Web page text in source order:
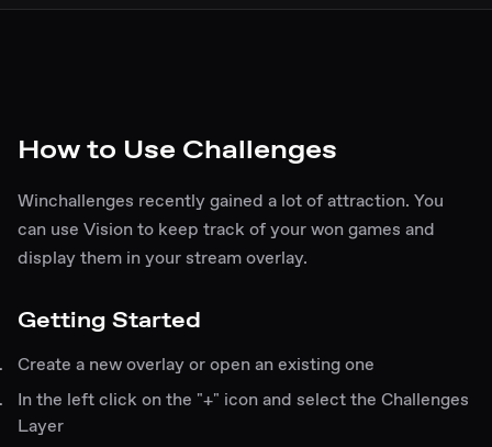
How to Use Challenges
Winchallenges recently gained a lot of attraction. You
can use Vision to keep track of your won games and
display them in your stream overlay.
Getting Started
Create a new overlay or open an existing one
In the left click on the "+" icon and select the Challenges
Layer